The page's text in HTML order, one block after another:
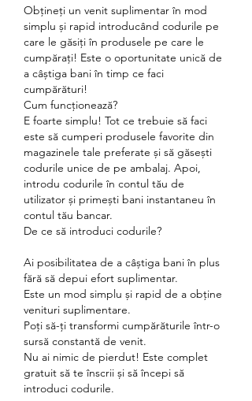
Obțineți un venit suplimentar în mod
simplu și rapid introducând codurile pe
care le găsiți în produsele pe care le
cumpărați! Este o oportunitate unică de
a câștiga bani în timp ce faci
cumpărături!
Cum funcționează?
E foarte simplu! Tot ce trebuie să faci
este să cumperi produsele favorite din
magazinele tale preferate și să găsești
codurile unice de pe ambalaj. Apoi,
introdu codurile în contul tău de
utilizator și primești bani instantaneu în
contul tău bancar.
De ce să introduci codurile?
Ai posibilitatea de a câștiga bani în plus
fără să depui efort suplimentar.
Este un mod simplu și rapid de a obține
venituri suplimentare.
Poți să-ți transformi cumpărăturile într-o
sursă constantă de venit.
Nu ai nimic de pierdut! Este complet
gratuit să te înscrii și să începi să
introduci codurile.